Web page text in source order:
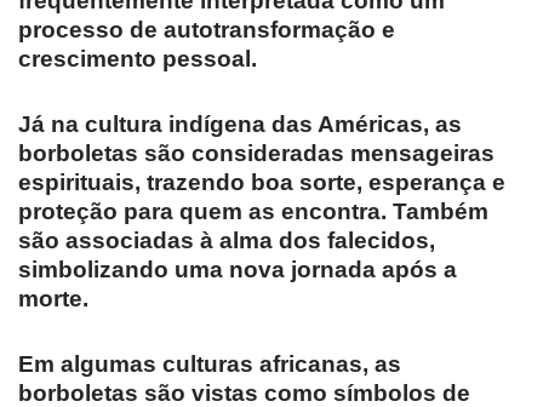
processo de autotransformação e
crescimento pessoal.
Já na cultura indígena das Américas, as
borboletas são consideradas mensageiras
espirituais, trazendo boa sorte, esperança e
proteção para quem as encontra. Também
são associadas à alma dos falecidos,
simbolizando uma nova jornada após a
morte.
Em algumas culturas africanas, as
borboletas são vistas como símbolos de